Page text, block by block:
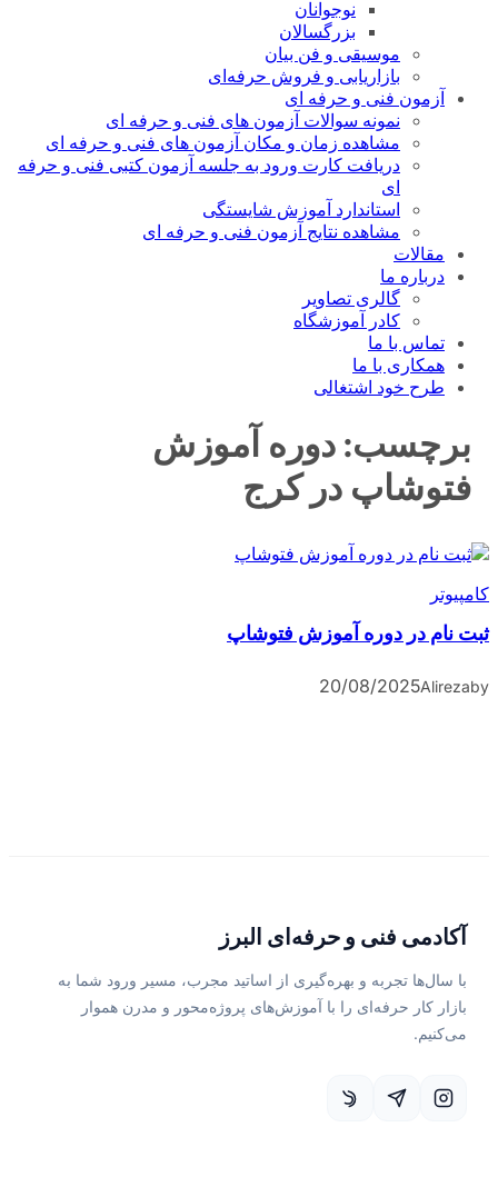
نوجوانان
بزرگسالان
موسیقی و فن بیان
بازاریابی و فروش حرفه‌ای
آزمون فنی و حرفه ای
نمونه سوالات آزمون های فنی و حرفه ای
مشاهده زمان و مکان آزمون های فنی و حرفه ای
دریافت کارت ورود به جلسه آزمون کتبی فنی و حرفه
ای
استاندارد آموزش شایستگی
مشاهده نتایج آزمون فنی و حرفه ای
مقالات
درباره ما
گالری تصاویر
کادر آموزشگاه
تماس با ما
همکاری با ما
طرح خود اشتغالی
برچسب: دوره آموزش
فتوشاپ در کرج
کامپیوتر
ثبت نام در دوره آموزش فتوشاپ
by
Alireza
20/08/2025
آکادمی فنی و حرفه‌ای البرز
با سال‌ها تجربه و بهره‌گیری از اساتید مجرب، مسیر ورود شما به
بازار کار حرفه‌ای را با آموزش‌های پروژه‌محور و مدرن هموار
می‌کنیم.